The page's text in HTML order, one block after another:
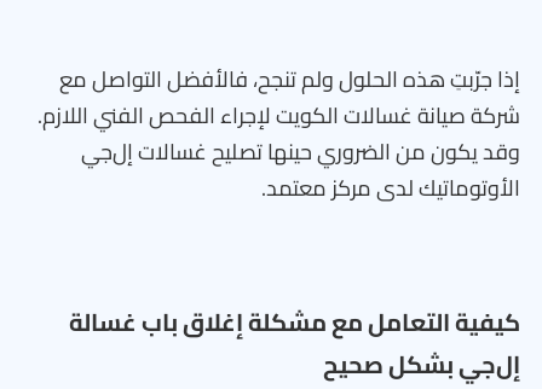
إذا جرّبتِ هذه الحلول ولم تنجح، فالأفضل التواصل مع
شركة صيانة غسالات الكويت لإجراء الفحص الفني اللازم.
وقد يكون من الضروري حينها تصليح غسالات إل‌جي
الأوتوماتيك لدى مركز معتمد.
كيفية التعامل مع مشكلة إغلاق باب غسالة
إل‌جي بشكل صحيح